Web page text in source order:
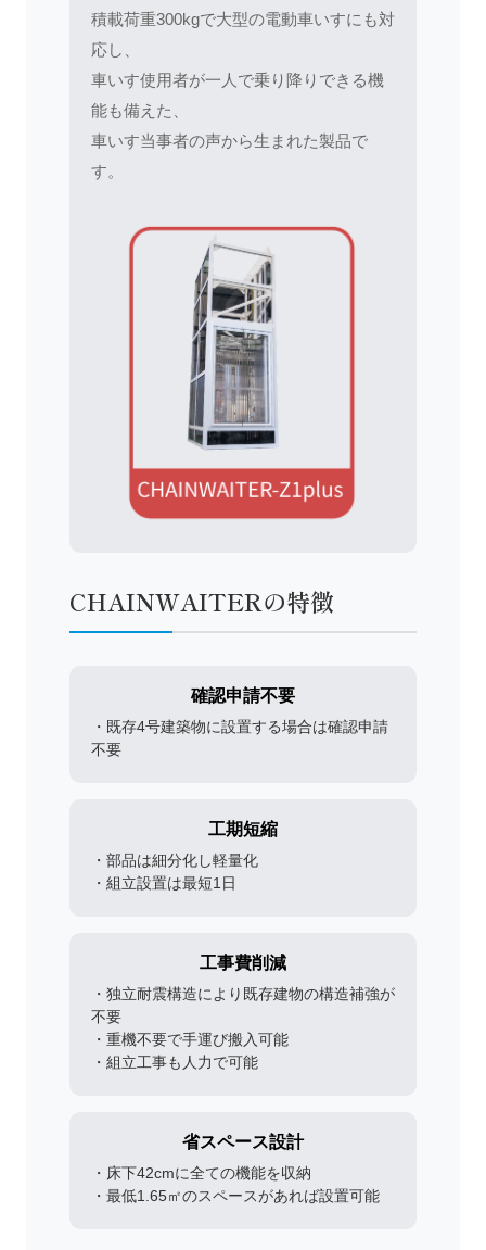
積載荷重300kgで大型の電動車いすにも対
応し、
車いす使用者が一人で乗り降りできる機
能も備えた、
車いす当事者の声から生まれた製品で
す。
CHAINWAITERの特徴
確認申請不要
・既存4号建築物に設置する場合は確認申請
不要
工期短縮
・部品は細分化し軽量化
・組立設置は最短1日
工事費削減
・独立耐震構造により既存建物の構造補強が
不要
・重機不要で手運び搬入可能
・組立工事も人力で可能
省スペース設計
・床下42cmに全ての機能を収納
・最低1.65㎡のスペースがあれば設置可能